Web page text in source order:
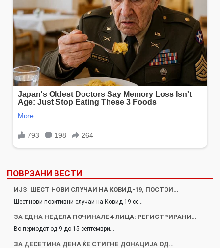
ПОВРЗАНИ ВЕСТИ
ИЈЗ: ШЕСТ НОВИ СЛУЧАИ НА КОВИД-19, ПОСТОИ…
Шест нови позитивни случаи на Ковид-19 се…
ЗА ЕДНА НЕДЕЛА ПОЧИНАЛЕ 4 ЛИЦА: РЕГИСТРИРАНИ…
Во периодот од 9 до 15 септември…
ЗА ДЕСЕТИНА ДЕНА ЌЕ СТИГНЕ ДОНАЦИЈА ОД…